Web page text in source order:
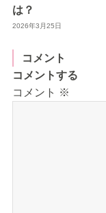
は？
2026年3月25日
コメント
コメントする
コメント ※